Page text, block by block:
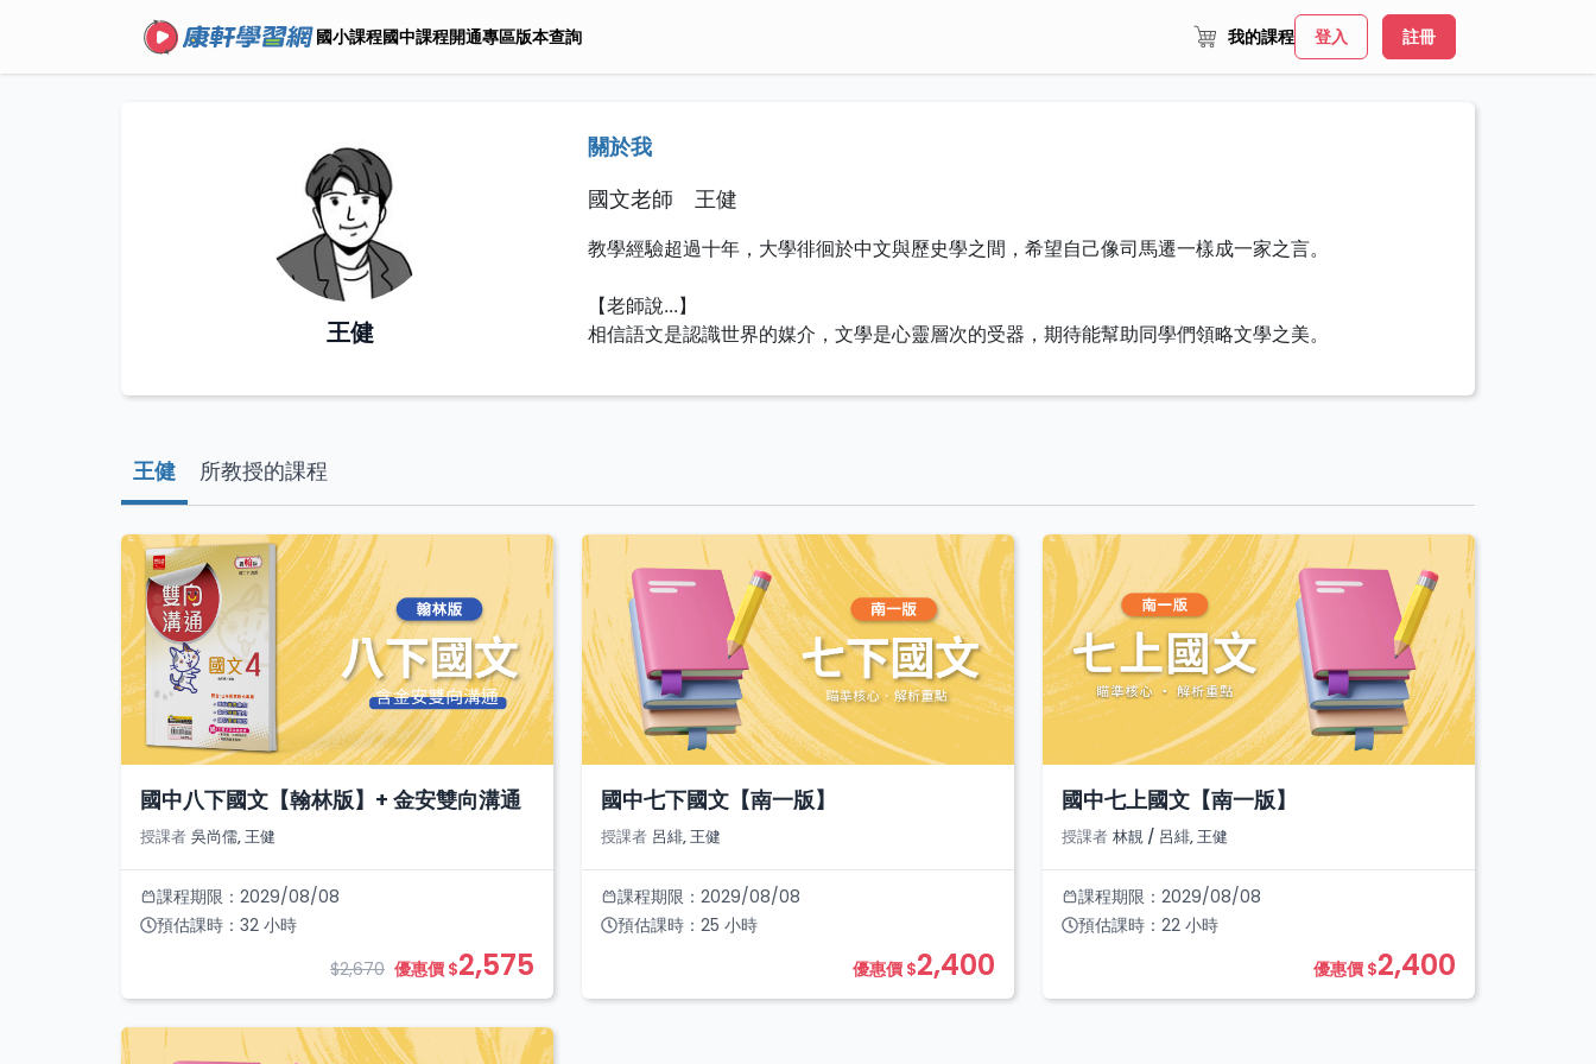
國小課程國中課程開通專區版本查詢 我的課程 登入 註冊
王健
關於我
國文老師 王健
教學經驗超過十年，大學徘徊於中文與歷史學之間，希望自己像司馬遷一樣成一家之言。
【老師說...】
相信語文是認識世界的媒介，文學是心靈層次的受器，期待能幫助同學們領略文學之美。
王健 所教授的課程
國中八下國文【翰林版】+ 金安雙向溝通
授課者 吳尚儒, 王健
課程期限： 2029/08/08
預估課時： 32 小時
$2,670 優惠價 $2,575
國中七下國文【南一版】
授課者 呂緋, 王健
課程期限： 2029/08/08
預估課時： 25 小時
優惠價 $2,400
國中七上國文【南一版】
授課者 林靚 / 呂緋, 王健
課程期限： 2029/08/08
預估課時： 22 小時
優惠價 $2,400